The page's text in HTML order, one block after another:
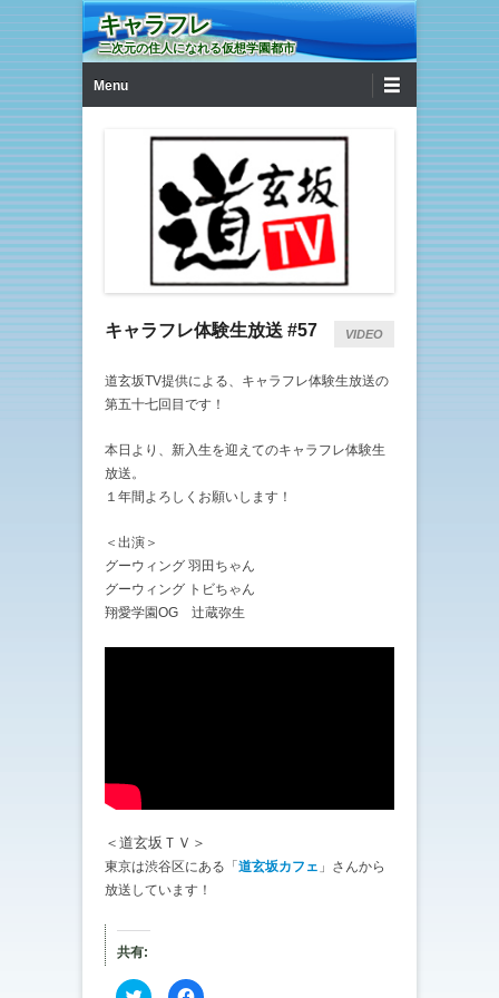
キャラフレ
二次元の住人になれる仮想学園都市
Menu
キャラフレ体験生放送 #57 VIDEO
道玄坂TV提供による、キャラフレ体験生放送の
第五十七回目です！
本日より、新入生を迎えてのキャラフレ体験生
放送。
１年間よろしくお願いします！
＜出演＞
グーウィング 羽田ちゃん
グーウィング トビちゃん
翔愛学園OG 辻蔵弥生
＜道玄坂ＴＶ＞
東京は渋谷区にある「 道玄坂カフェ 」さんから
放送しています！
共有:
ク F